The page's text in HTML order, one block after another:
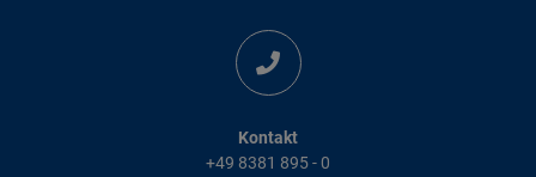
Kontakt
+49 8381 895 - 0